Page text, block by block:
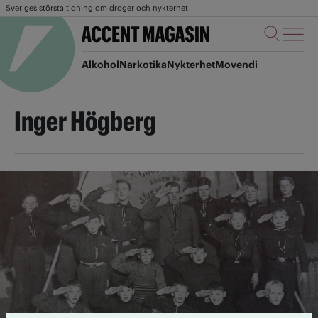
Sveriges största tidning om droger och nykterhet
AlkoholNarkotikaNykterhetMovendi
Inger Högberg